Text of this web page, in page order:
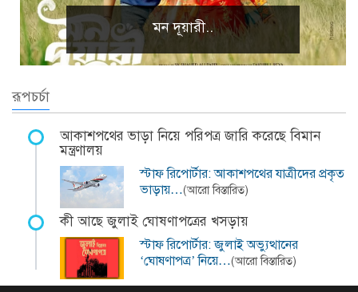
প্রাকৃতিক দৃশ্য
রূপচর্চা
আকাশপথের ভাড়া নিয়ে পরিপত্র জারি করেছে বিমান
মন্ত্রণালয়
স্টাফ রিপোর্টার: আকাশপথের যাত্রীদের প্রকৃত
ভাড়ায়…(আরো বিস্তারিত)
কী আছে জুলাই ঘোষণাপত্রের খসড়ায়
স্টাফ রিপোর্টার: জুলাই অভ্যুত্থানের
‘ঘোষণাপত্র’ নিয়ে…(আরো বিস্তারিত)